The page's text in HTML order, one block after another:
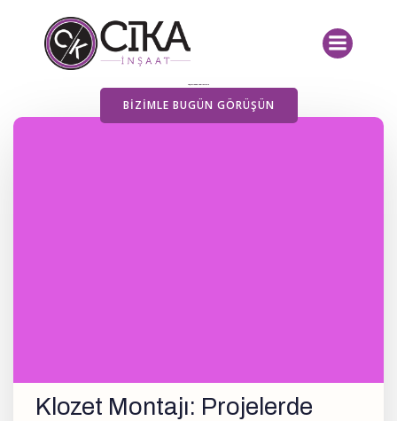
BIZIMLE BUGÜN GÖRÜŞÜN
Yayımlanan Yazılarımız
Klozet Montajı: Projelerde